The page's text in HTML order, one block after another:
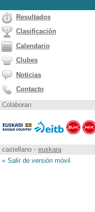
Resultados
Clasificación
Calendario
Clubes
Noticias
Contacto
Colaboran
castellano • euskara
« Salir de versión móvil